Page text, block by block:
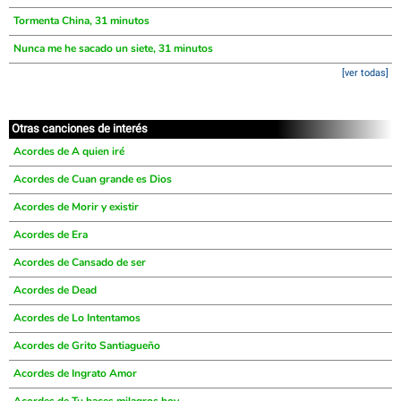
Tormenta China, 31 minutos
Nunca me he sacado un siete, 31 minutos
[ver todas]
Otras canciones de interés
Acordes de A quien iré
Acordes de Cuan grande es Dios
Acordes de Morir y existir
Acordes de Era
Acordes de Cansado de ser
Acordes de Dead
Acordes de Lo Intentamos
Acordes de Grito Santiagueño
Acordes de Ingrato Amor